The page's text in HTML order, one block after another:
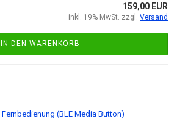
159,00 EUR
inkl. 19% MwSt. zzgl. Versand
IN DEN WARENKORB